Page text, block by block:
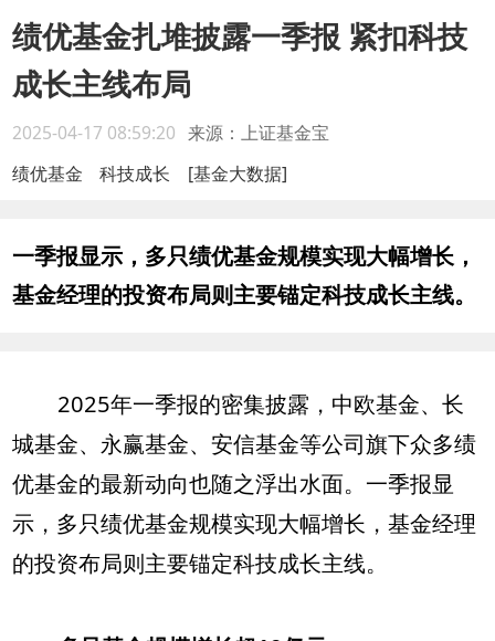
绩优基金扎堆披露一季报 紧扣科技
成长主线布局
2025-04-17 08:59:20 来源：上证基金宝
绩优基金
科技成长 [基金大数据]
一季报显示，多只绩优基金规模实现大幅增长，
基金经理的投资布局则主要锚定科技成长主线。
2025年一季报的密集披露，中欧基金、长
城基金、永赢基金、安信基金等公司旗下众多绩
优基金的最新动向也随之浮出水面。一季报显
示，多只绩优基金规模实现大幅增长，基金经理
的投资布局则主要锚定科技成长主线。